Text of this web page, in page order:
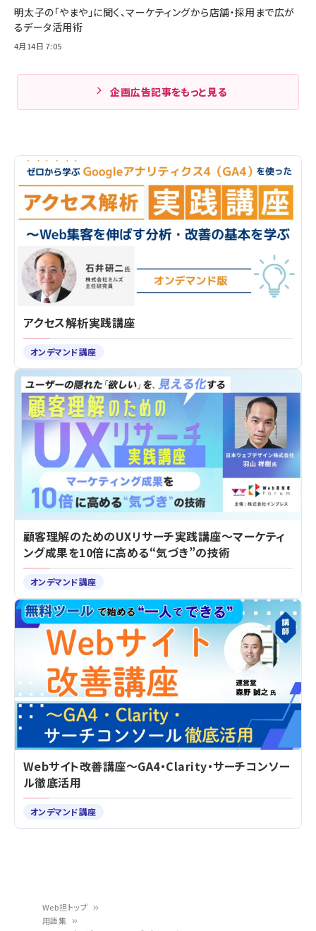
Web担トップ
用語集
明太子の「やまや」に聞く、マーケティングから店舗・採用まで広が
るデータ活用術
4月14日 7:05
企画広告記事をもっと見る
アクセス解析実践講座
オンデマンド講座
顧客理解のためのUXリサーチ実践講座～マーケティ
ング成果を10倍に高める“気づき”の技術
オンデマンド講座
Webサイト改善講座～GA4・Clarity・サーチコンソー
ル徹底活用
オンデマンド講座